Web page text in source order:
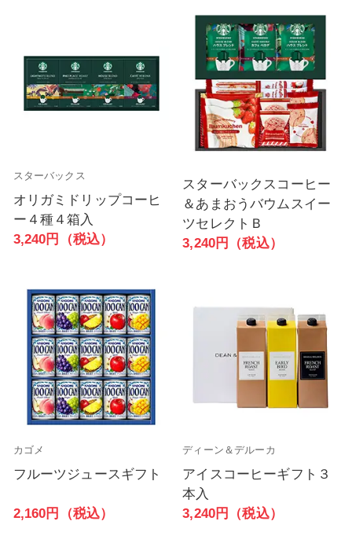
スターバックス
オリガミドリップコーヒ
ー４種４箱入
3,240円（税込）
スターバックスコーヒー
＆あまおうバウムスイー
ツセレクトＢ
3,240円（税込）
カゴメ
フルーツジュースギフト
2,160円（税込）
ディーン＆デルーカ
アイスコーヒーギフト３
本入
3,240円（税込）